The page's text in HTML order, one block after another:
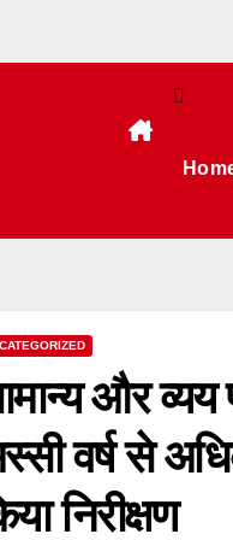
और
वर्ष से
निरीक्षण